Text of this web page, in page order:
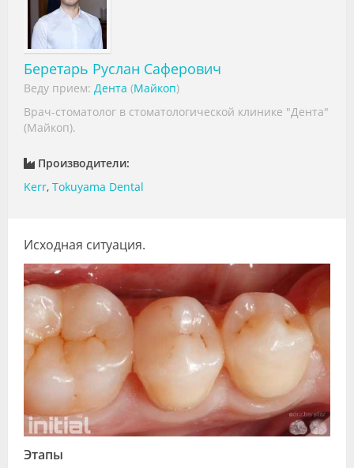
Видео
Форум
Клиники
Специалисты
Блоги
Беретарь Руслан Саферович
Веду прием: Дента (Майкоп)
Врач-стоматолог в стоматологической клинике "Дента"
(Майкоп).
Производители:
Kerr, Tokuyama Dental
Исходная ситуация.
Этапы